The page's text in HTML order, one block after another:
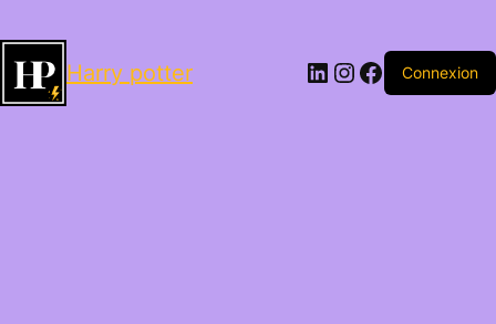
Harry potter LinkedIn
Instagram
Facebook
Connexion